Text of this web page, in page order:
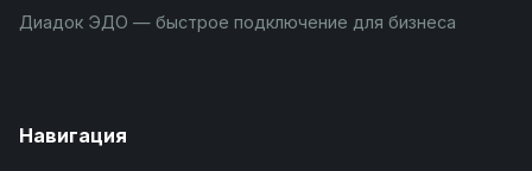
Диадок ЭДО — быстрое подключение для бизнеса
Навигация